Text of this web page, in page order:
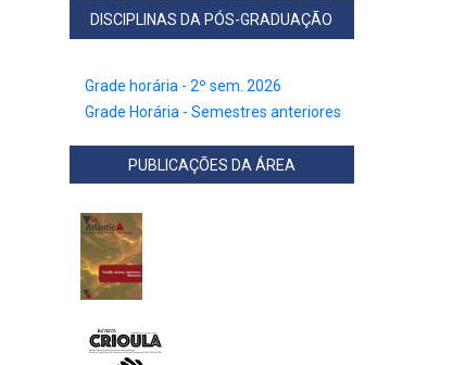
DISCIPLINAS DA PÓS-GRADUAÇÃO
Grade horária - 2º sem. 2026
Grade Horária - Semestres anteriores
PUBLICAÇÕES DA ÁREA